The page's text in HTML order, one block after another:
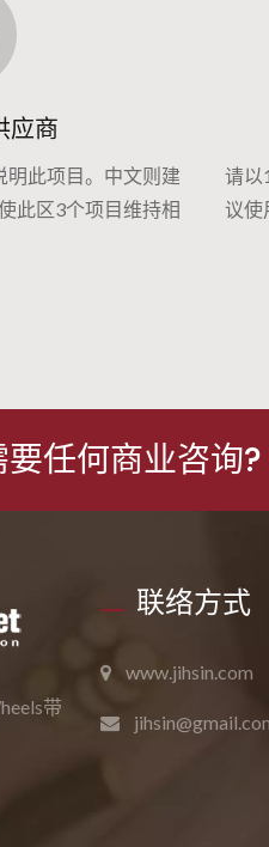
应商
此项目。中文则建
此区3个项目维持相
请以
议使
任何商业咨询?
带
联络方式
www.jihsin.com